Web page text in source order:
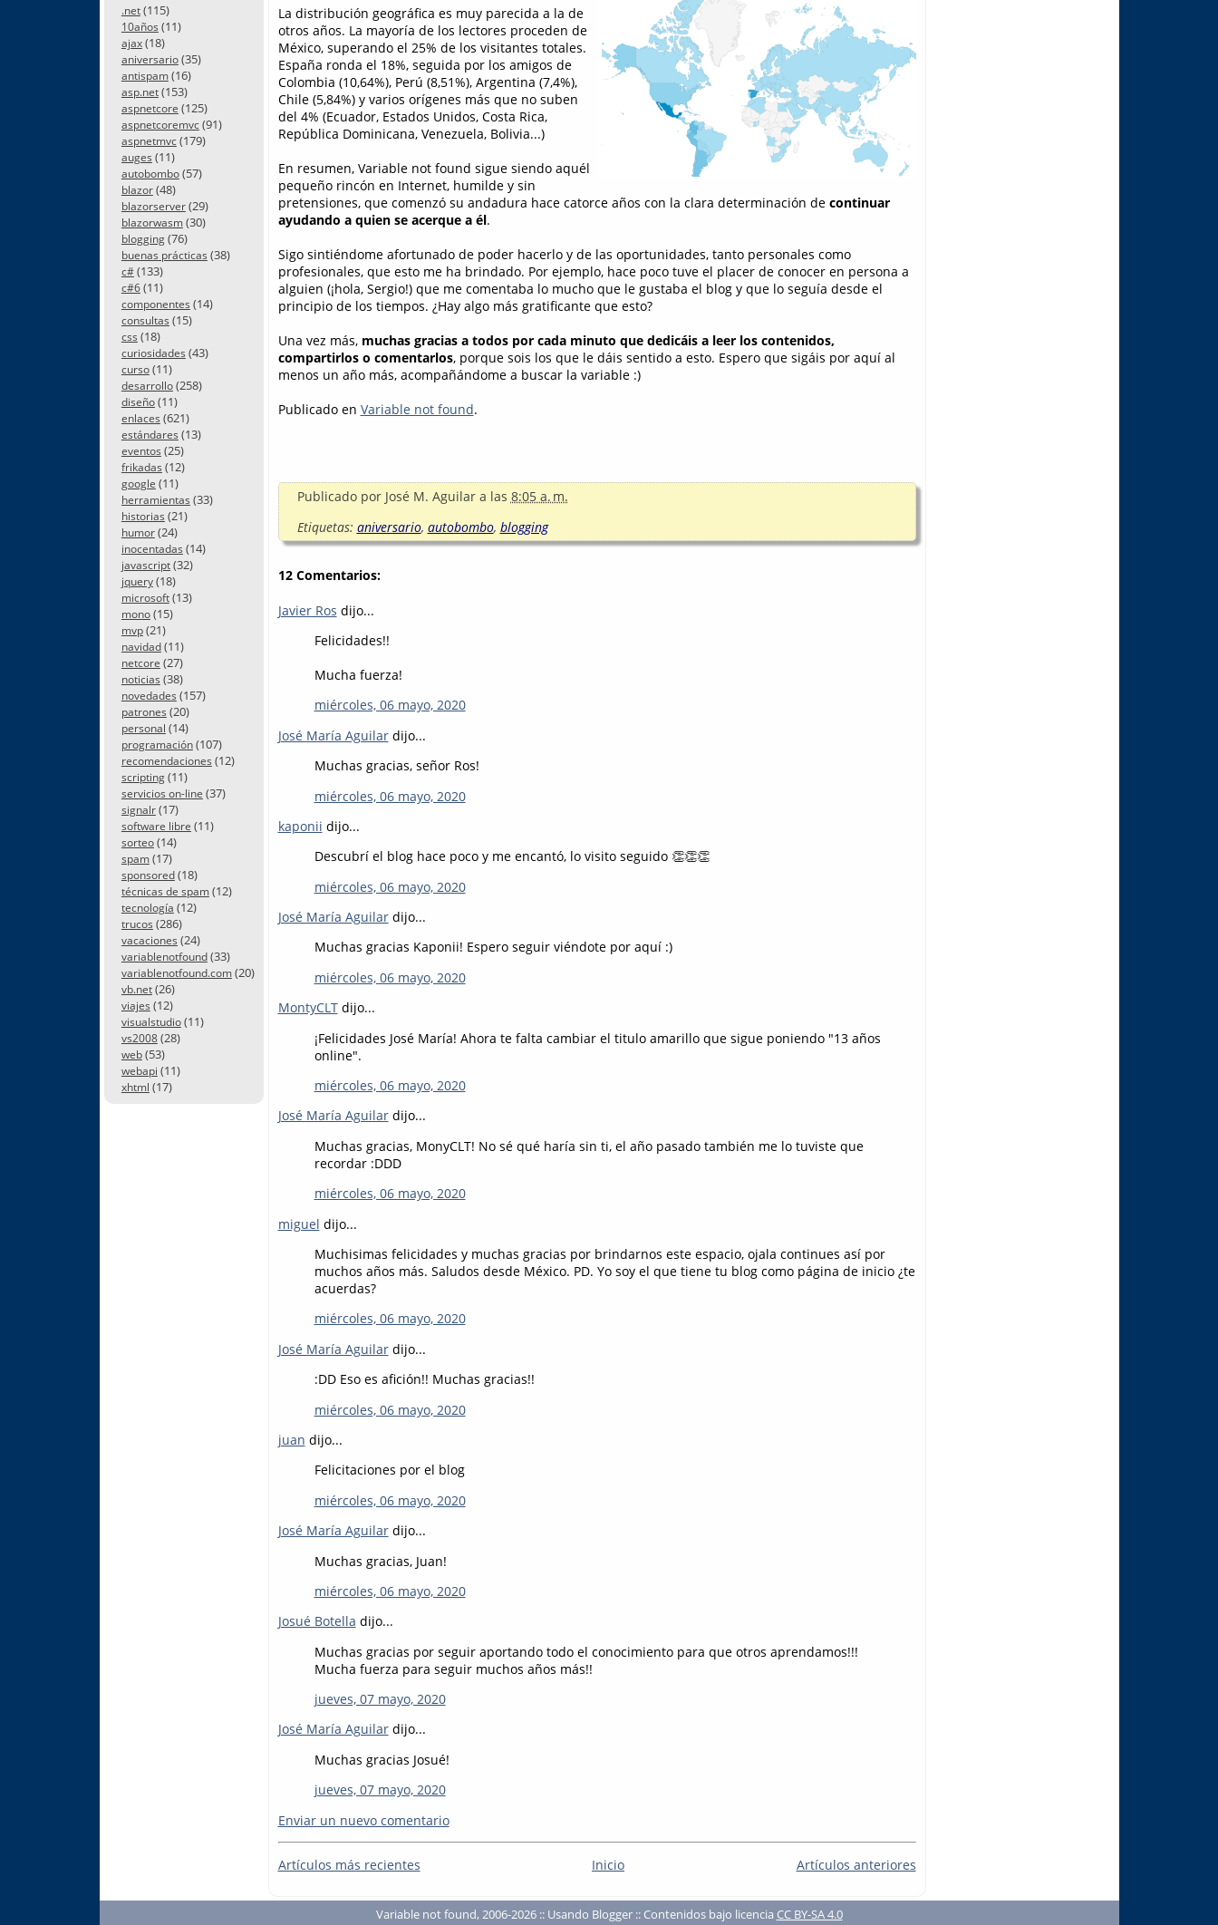
.net(115)
10años (11)
ajax(18)
aniversario(35)
antispam(16)
asp.net(153)
aspnetcore (125)
aspnetcoremvc(91)
aspnetmvc(179)
auges (11)
autobombo(57)
blazor(48)
blazorserver(29)
blazorwasm(30)
blogging(76)
buenas prácticas (38)
c#(133)
c#6(11)
componentes (14)
consultas (15)
css (18)
curiosidades (43)
curso(11)
desarrollo(258)
diseño(11)
enlaces (621)
estándares (13)
eventos (25)
frikadas (12)
google (11)
herramientas (33)
historias (21)
humor(24)
inocentadas (14)
javascript(32)
jquery(18)
microsoft(13)
mono(15)
mvp(21)
navidad(11)
netcore (27)
noticias (38)
novedades (157)
patrones (20)
personal (14)
programación(107)
recomendaciones (12)
scripting(11)
servicios on-line (37)
signalr(17)
software libre (11)
sorteo(14)
spam(17)
sponsored(18)
técnicas de spam(12)
tecnología (12)
trucos (286)
vacaciones (24)
variablenotfound(33)
variablenotfound.com(20)
vb.net(26)
viajes (12)
visualstudio(11)
vs2008(28)
web(53)
webapi (11)
xhtml (17)
La distribución geográfica es muy parecida a la de
otros años. La mayoría de los lectores proceden de
México, superando el 25% de los visitantes totales.
España ronda el 18%, seguida por los amigos de
Colombia (10,64%), Perú (8,51%), Argentina (7,4%),
Chile (5,84%) y varios orígenes más que no suben
del 4% (Ecuador, Estados Unidos, Costa Rica,
República Dominicana, Venezuela, Bolivia...)
En resumen, Variable not found sigue siendo aquél
pequeño rincón en Internet, humilde y sin
pretensiones, que comenzó su andadura hace catorce años con la clara determinación de continuar
ayudando a quien se acerque a él.
Sigo sintiéndome afortunado de poder hacerlo y de las oportunidades, tanto personales como
profesionales, que esto me ha brindado. Por ejemplo, hace poco tuve el placer de conocer en persona a
alguien (¡hola, Sergio!) que me comentaba lo mucho que le gustaba el blog y que lo seguía desde el
principio de los tiempos. ¿Hay algo más gratificante que esto?
Una vez más, muchas gracias a todos por cada minuto que dedicáis a leer los contenidos,
compartirlos o comentarlos, porque sois los que le dáis sentido a esto. Espero que sigáis por aquí al
menos un año más, acompañándome a buscar la variable :)
Publicado en Variable not found.
Publicado por José M. Aguilar a las 8:05 a. m.
Etiquetas: aniversario, autobombo, blogging
12 Comentarios:
Javier Ros dijo...
Felicidades!!
Mucha fuerza!
miércoles, 06 mayo, 2020
José María Aguilardijo...
Muchas gracias, señor Ros!
miércoles, 06 mayo, 2020
kaponii dijo...
Descubrí el blog hace poco y me encantó, lo visito seguido 👏👏👏
miércoles, 06 mayo, 2020
José María Aguilardijo...
Muchas gracias Kaponii! Espero seguir viéndote por aquí :)
miércoles, 06 mayo, 2020
MontyCLTdijo...
¡Felicidades José María! Ahora te falta cambiar el titulo amarillo que sigue poniendo "13 años
online".
miércoles, 06 mayo, 2020
José María Aguilardijo...
Muchas gracias, MonyCLT! No sé qué haría sin ti, el año pasado también me lo tuviste que
recordar :DDD
miércoles, 06 mayo, 2020
miguel dijo...
Muchisimas felicidades y muchas gracias por brindarnos este espacio, ojala continues así por
muchos años más. Saludos desde México. PD. Yo soy el que tiene tu blog como página de inicio ¿te
acuerdas?
miércoles, 06 mayo, 2020
José María Aguilardijo...
:DD Eso es afición!! Muchas gracias!!
miércoles, 06 mayo, 2020
juan dijo...
Felicitaciones por el blog
miércoles, 06 mayo, 2020
José María Aguilardijo...
Muchas gracias, Juan!
miércoles, 06 mayo, 2020
Josué Botella dijo...
Muchas gracias por seguir aportando todo el conocimiento para que otros aprendamos!!!
Mucha fuerza para seguir muchos años más!!
jueves, 07 mayo, 2020
José María Aguilardijo...
Muchas gracias Josué!
jueves, 07 mayo, 2020
Enviar un nuevo comentario
Artículos más recientes Artículos anteriores
Inicio
Variable not found, 2006-2026 :: Usando Blogger :: Contenidos bajo licencia CC BY-SA 4.0